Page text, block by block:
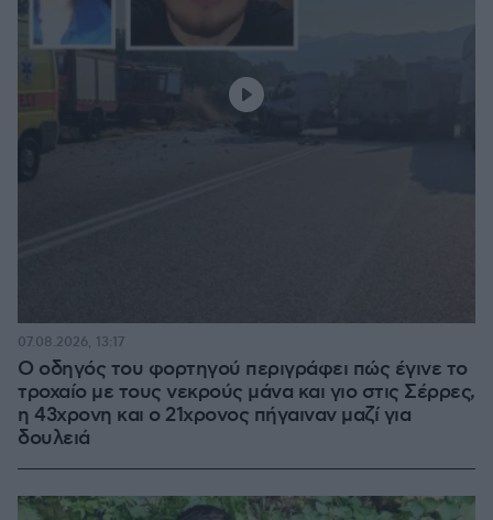
Ο οδηγός του φορτηγού περιγράφει πώς έγινε το
τροχαίο με τους νεκρούς μάνα και γιο στις Σέρρες,
η 43χρονη και ο 21χρονος πήγαιναν μαζί για
δουλειά
07.08.2026, 13:17